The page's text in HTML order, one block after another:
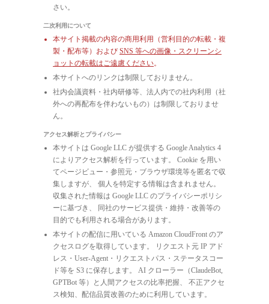
さい。
二次利用について
本サイト掲載の内容の商用利用（営利目的の転載・複
製・配布等）および SNS 等への画像・スクリーンシ
ョットの転載はご遠慮ください。
本サイトへのリンクは制限しておりません。
社内会議資料・社内研修等、法人内での社内利用（社
外への再配布を伴わないもの）は制限しておりませ
ん。
アクセス解析とプライバシー
本サイトは Google LLC が提供する Google Analytics 4
によりアクセス解析を行っています。 Cookie を用い
てページビュー・参照元・ブラウザ環境等を匿名で収
集しますが、 個人を特定する情報は含まれません。
収集された情報は Google LLC のプライバシーポリシ
ーに基づき、 同社のサービス提供・維持・改善等の
目的でも利用される場合があります。
本サイトの配信に用いている Amazon CloudFront のア
クセスログを取得しています。 リクエスト元 IP アド
レス・User-Agent・リクエストパス・ステータスコー
ド等を S3 に保存します。 AI クローラー（ClaudeBot,
GPTBot 等）と人間アクセスの比率把握、 不正アクセ
ス検知、配信品質改善のために利用しています。